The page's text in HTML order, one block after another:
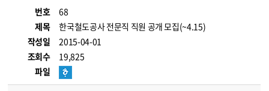
번호
68
제목
한국철도공사 전문직 직원 공개 모집(~4.15)
작성일
2015-04-01
조회수
19,825
파일